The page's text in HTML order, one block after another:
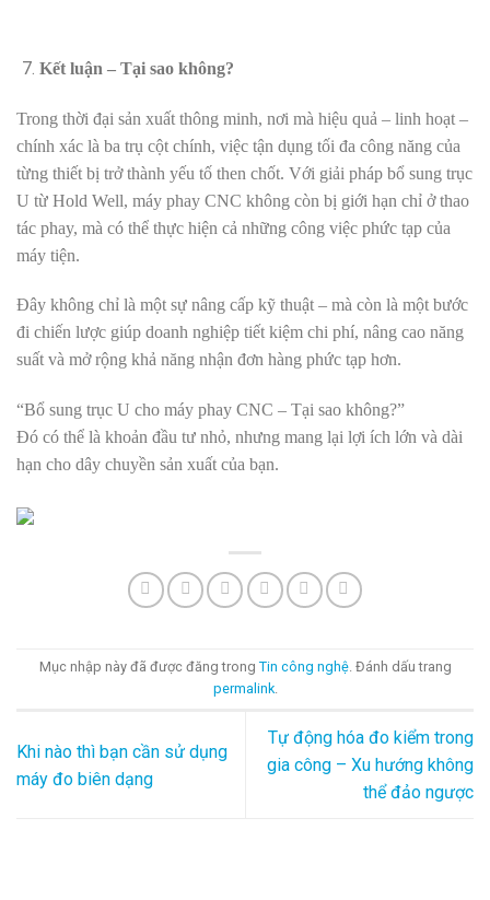
Kết luận – Tại sao không?
Trong thời đại sản xuất thông minh, nơi mà hiệu quả – linh hoạt –
chính xác là ba trụ cột chính, việc tận dụng tối đa công năng của
từng thiết bị trở thành yếu tố then chốt. Với giải pháp bổ sung trục
U từ Hold Well, máy phay CNC không còn bị giới hạn chỉ ở thao
tác phay, mà có thể thực hiện cả những công việc phức tạp của
máy tiện.
Đây không chỉ là một sự nâng cấp kỹ thuật – mà còn là một bước
đi chiến lược giúp doanh nghiệp tiết kiệm chi phí, nâng cao năng
suất và mở rộng khả năng nhận đơn hàng phức tạp hơn.
“Bổ sung trục U cho máy phay CNC – Tại sao không?”
Đó có thể là khoản đầu tư nhỏ, nhưng mang lại lợi ích lớn và dài
hạn cho dây chuyền sản xuất của bạn.
Mục nhập này đã được đăng trong Tin công nghệ. Đánh dấu trang
permalink.
Khi nào thì bạn cần sử dụng
máy đo biên dạng
Tự động hóa đo kiểm trong
gia công – Xu hướng không
thể đảo ngược